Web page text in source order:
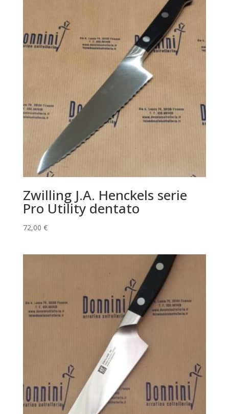
Zwilling J.A. Henckels serie
Pro Utility dentato
72,00 €